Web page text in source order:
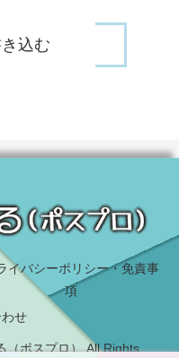
込む
イバシーポリシー・免責事
項
せ
（ポスプロ） All Rights